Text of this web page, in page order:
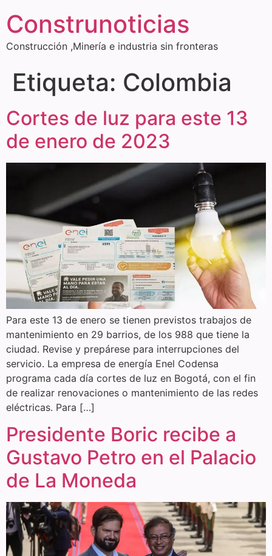
Construnoticias
Construcción ,Minería e industria sin fronteras
Etiqueta: Colombia
Cortes de luz para este 13
de enero de 2023
Para este 13 de enero se tienen previstos trabajos de
mantenimiento en 29 barrios, de los 988 que tiene la
ciudad. Revise y prepárese para interrupciones del
servicio. La empresa de energía Enel Codensa
programa cada día cortes de luz en Bogotá, con el fin
de realizar renovaciones o mantenimiento de las redes
eléctricas. Para […]
Presidente Boric recibe a
Gustavo Petro en el Palacio
de La Moneda